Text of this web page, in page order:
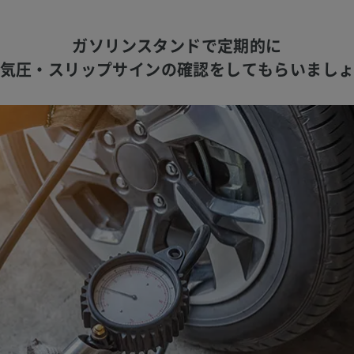
ガソリンスタンドで定期的に
圧・スリップサインの確認を してもらいまし